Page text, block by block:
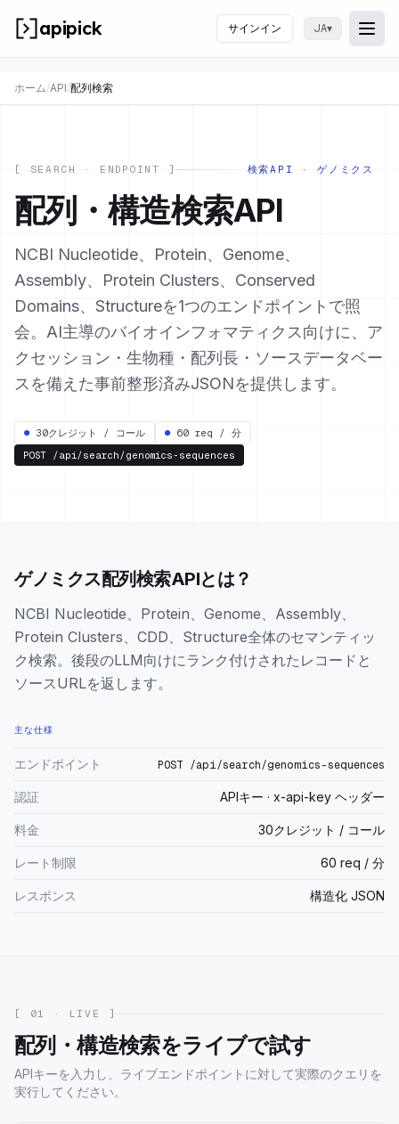
apipick サインイン JA▾
メニ
ホーム/API/配列検索
[ SEARCH · ENDPOINT ] 検索API · ゲノミクス
配列・構造検索API
NCBI Nucleotide、Protein、Genome、
Assembly、Protein Clusters、Conserved
Domains、Structureを1つのエンドポイントで照
会。AI主導のバイオインフォマティクス向けに、ア
クセッション・生物種・配列長・ソースデータベー
スを備えた事前整形済みJSONを提供します。
● 30クレジット / コール ● 60 req / 分
POST /api/search/genomics-sequences
ゲノミクス配列検索APIとは？
NCBI Nucleotide、Protein、Genome、Assembly、
Protein Clusters、CDD、Structure全体のセマンティッ
ク検索。後段のLLM向けにランク付けされたレコードと
ソースURLを返します。
主な仕様
エンドポイント POST /api/search/genomics-sequences
認証 APIキー · x-api-key ヘッダー
料金 30クレジット / コール
レート制限 60 req / 分
レスポンス 構造化 JSON
[ 01 · LIVE ]
配列・構造検索をライブで試す
APIキーを入力し、ライブエンドポイントに対して実際のクエリを
実行してください。